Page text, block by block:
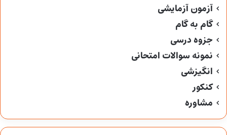
آزمون آزمایشی
گام به گام
جزوه درسی
نمونه سوالات امتحانی
انگیزشی
کنکور
مشاوره